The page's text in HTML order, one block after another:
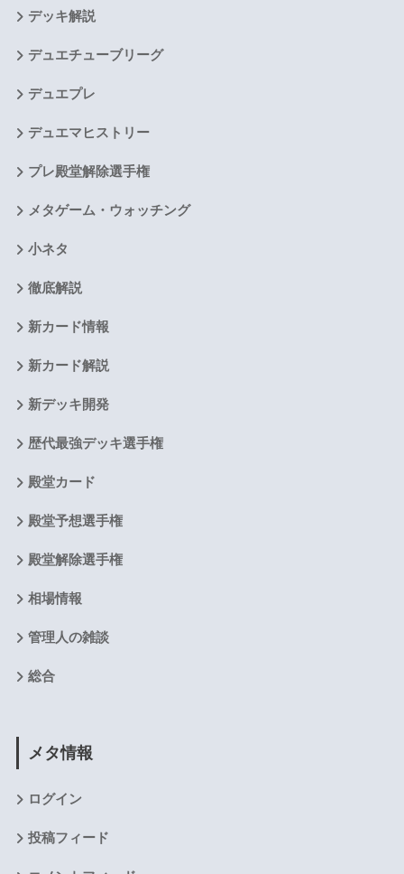
デッキ解説
デュエチューブリーグ
デュエプレ
デュエマヒストリー
プレ殿堂解除選手権
メタゲーム・ウォッチング
小ネタ
徹底解説
新カード情報
新カード解説
新デッキ開発
歴代最強デッキ選手権
殿堂カード
殿堂予想選手権
殿堂解除選手権
相場情報
管理人の雑談
総合
メタ情報
ログイン
投稿フィード